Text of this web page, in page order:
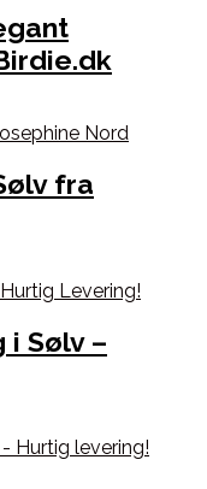
fra
i Sølv –